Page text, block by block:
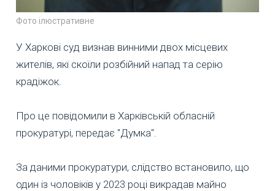
Фото ілюстративне
У Харкові суд визнав винними двох місцевих
жителів, які скоїли розбійний напад та серію
крадіжок.
Про це повідомили в Харківській обласній
прокуратурі, передає "Думка".
За даними прокуратури, слідство встановило, що
один із чоловіків у 2023 році викрадав майно